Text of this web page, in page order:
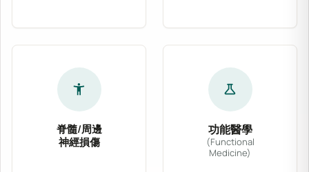
accessibility_new
脊髓/周邊
神經損傷
針對脊髓壓迫、坐骨神經痛、腕隧道症候群及
science
功能醫學
(Functional
Medicine)